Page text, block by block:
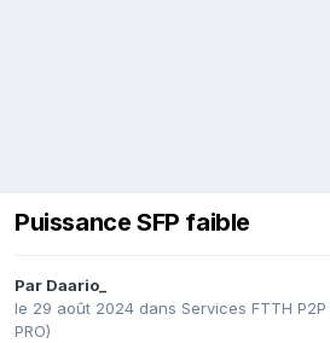
Puissance SFP faible
Par Daario_
le 29 août 2024 dans Services FTTH
PRO)